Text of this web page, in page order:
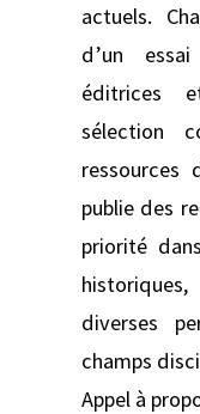
actuels.
d’un
éditrices
sélection
ressources
publie des
priorité
diverses
champs
Appel à